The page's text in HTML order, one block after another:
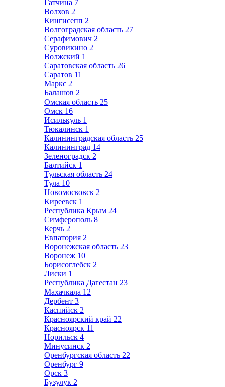
Гатчина 7
Волхов 2
Кингисепп 2
Волгоградская область 27
Серафимович 2
Суровикино 2
Волжский 1
Саратовская область 26
Саратов 11
Маркс 2
Балашов 2
Омская область 25
Омск 16
Исилькуль 1
Тюкалинск 1
Калининградская область 25
Калининград 14
Зеленоградск 2
Балтийск 1
Тульская область 24
Тула 10
Новомосковск 2
Киреевск 1
Республика Крым 24
Симферополь 8
Керчь 2
Евпатория 2
Воронежская область 23
Воронеж 10
Борисоглебск 2
Лиски 1
Республика Дагестан 23
Махачкала 12
Дербент 3
Каспийск 2
Красноярский край 22
Красноярск 11
Норильск 4
Минусинск 2
Оренбургская область 22
Оренбург 9
Орск 3
Бузулук 2